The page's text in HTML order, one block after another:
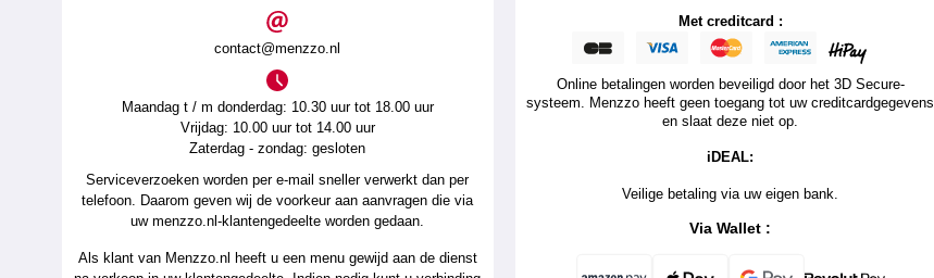
contact@menzzo.nl
Maandag t / m donderdag: 10.30 uur tot 18.00 uur
Vrijdag: 10.00 uur tot 14.00 uur
Zaterdag - zondag: gesloten
Serviceverzoeken worden per e-mail sneller verwerkt dan per
telefoon. Daarom geven wij de voorkeur aan aanvragen die via
uw menzzo.nl-klantengedeelte worden gedaan.
Als klant van Menzzo.nl heeft u een menu gewijd aan de dienst
Met creditcard :
Online betalingen worden beveiligd door het 3D Secure-
systeem. Menzzo heeft geen toegang tot uw creditcardgegevens
en slaat deze niet op.
iDEAL:
Veilige betaling via uw eigen bank.
Via Wallet :